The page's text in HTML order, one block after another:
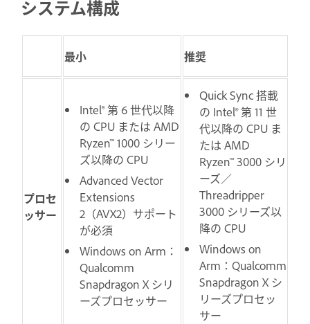
システム構成
最小 推奨
プロセ
ッサー
Intel® 第 6 世代以降
の CPU または AMD
Ryzen™ 1000 シリー
ズ以降の CPU
Advanced Vector
Extensions
2（AVX2）サポート
が必須
Windows on Arm：
Qualcomm
Snapdragon X シリ
ーズプロセッサー
Quick Sync 搭載
の Intel® 第 11 世
代以降の CPU ま
たは AMD
Ryzen™ 3000 シリ
ーズ／
Threadripper
3000 シリーズ以
降の CPU
Windows on
Arm：Qualcomm
Snapdragon X シ
リーズプロセッ
サー